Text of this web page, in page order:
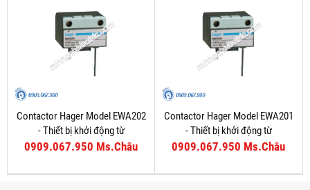
Contactor Hager Model EWA202
- Thiết bị khởi động từ
0909.067.950 Ms.Châu
Contactor Hager Model EWA201
- Thiết bị khởi động từ
0909.067.950 Ms.Châu